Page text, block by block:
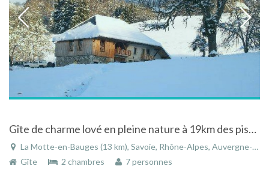
Gîte de charme lové en pleine nature à 19km des pistes de la station familiale des Aillons
La Motte-en-Bauges (13 km), Savoie, Rhône-Alpes, Auvergne-Rhône-Alpes, France
Gîte
2 chambres 7 personnes